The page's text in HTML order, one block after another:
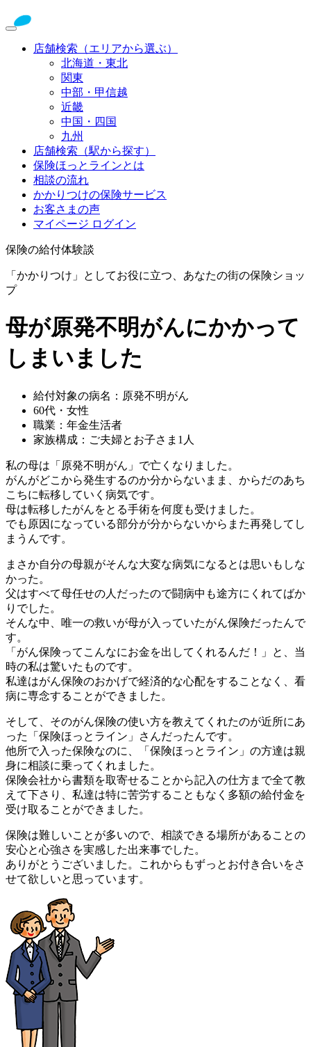
店舗検索（エリアから選ぶ）
北海道・東北
関東
中部・甲信越
近畿
中国・四国
九州
店舗検索（駅から探す）
保険ほっとラインとは
相談の流れ
かかりつけの保険サービス
お客さまの声
マイページ ログイン
保険の給付体験談
「かかりつけ」としてお役に立つ、あなたの街の保険ショッ
プ
母が原発不明がんにかかって
しまいました
給付対象の病名：原発不明がん
60代・女性
職業：年金生活者
家族構成：ご夫婦とお子さま1人
私の母は「原発不明がん」で亡くなりました。
がんがどこから発生するのか分からないまま、からだのあち
こちに転移していく病気です。
母は転移したがんをとる手術を何度も受けました。
でも原因になっている部分が分からないからまた再発してし
まうんです。
まさか自分の母親がそんな大変な病気になるとは思いもしな
かった。
父はすべて母任せの人だったので闘病中も途方にくれてばか
りでした。
そんな中、唯一の救いが母が入っていたがん保険だったんで
す。
「がん保険ってこんなにお金を出してくれるんだ！」と、当
時の私は驚いたものです。
私達はがん保険のおかげで経済的な心配をすることなく、看
病に専念することができました。
そして、そのがん保険の使い方を教えてくれたのが近所にあ
った「保険ほっとライン」さんだったんです。
他所で入った保険なのに、「保険ほっとライン」の方達は親
身に相談に乗ってくれました。
保険会社から書類を取寄せることから記入の仕方まで全て教
えて下さり、私達は特に苦労することもなく多額の給付金を
受け取ることができました。
保険は難しいことが多いので、相談できる場所があることの
安心と心強さを実感した出来事でした。
ありがとうございました。これからもずっとお付き合いをさ
せて欲しいと思っています。